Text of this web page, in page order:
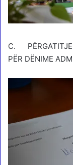
C. PËRGATITJE
PËR DËNIME